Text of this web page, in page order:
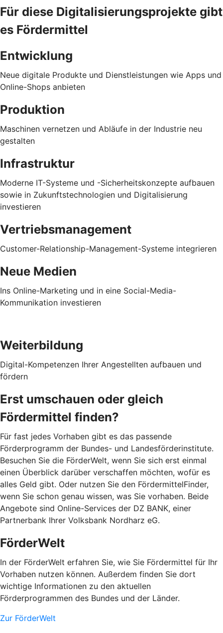
Für diese Digitalisierungsprojekte gibt
es Fördermittel
Entwicklung
Neue digitale Produkte und Dienstleistungen wie Apps und
Online-Shops anbieten
Produktion
Maschinen vernetzen und Abläufe in der Industrie neu
gestalten
Infrastruktur
Moderne IT-Systeme und -Sicherheitskonzepte aufbauen
sowie in Zukunftstechnologien und Digitalisierung
investieren
Vertriebsmanagement
Customer-Relationship-Management-Systeme integrieren
Neue Medien
Ins Online-Marketing und in eine Social-Media-
Kommunikation investieren
Weiterbildung
Digital-Kompetenzen Ihrer Angestellten aufbauen und
fördern
Erst umschauen oder gleich
Fördermittel finden?
Für fast jedes Vorhaben gibt es das passende
Förderprogramm der Bundes- und Landesförderinstitute.
Besuchen Sie die FörderWelt, wenn Sie sich erst einmal
einen Überblick darüber verschaffen möchten, wofür es
alles Geld gibt. Oder nutzen Sie den FördermittelFinder,
wenn Sie schon genau wissen, was Sie vorhaben. Beide
Angebote sind Online-Services der DZ BANK, einer
Partnerbank Ihrer Volksbank Nordharz eG.
FörderWelt
In der FörderWelt erfahren Sie, wie Sie Fördermittel für Ihr
Vorhaben nutzen können. Außerdem finden Sie dort
wichtige Informationen zu den aktuellen
Förderprogrammen des Bundes und der Länder.
Zur FörderWelt